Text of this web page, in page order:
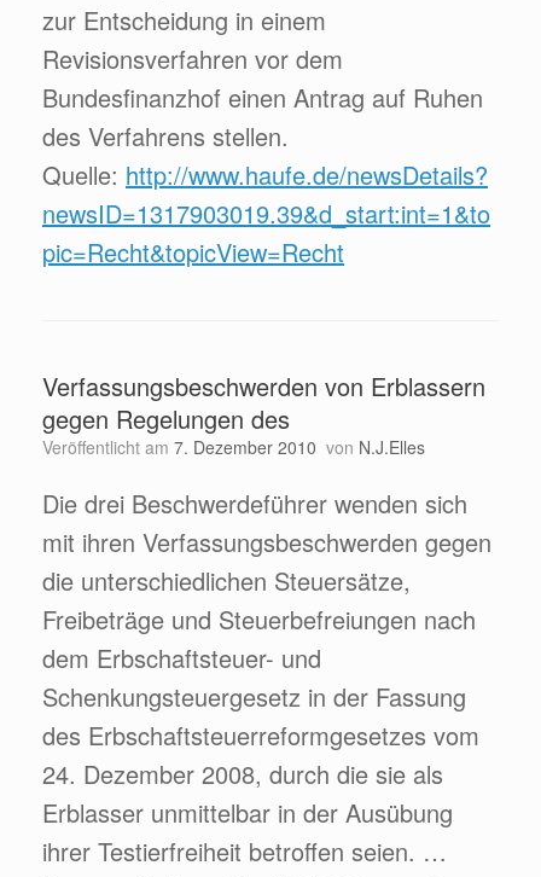
zur Entscheidung in einem
Revisionsverfahren vor dem
Bundesfinanzhof einen Antrag auf Ruhen
des Verfahrens stellen.
Quelle: http://www.haufe.de/newsDetails?
newsID=1317903019.39&d_start:int=1&to
pic=Recht&topicView=Recht
Verfassungsbeschwerden von Erblassern
gegen Regelungen des
Veröffentlicht am 7. Dezember 2010 von N.J.Elles
Die drei Beschwerdeführer wenden sich
mit ihren Verfassungsbeschwerden gegen
die unterschiedlichen Steuersätze,
Freibeträge und Steuerbefreiungen nach
dem Erbschaftsteuer- und
Schenkungsteuergesetz in der Fassung
des Erbschaftsteuerreformgesetzes vom
24. Dezember 2008, durch die sie als
Erblasser unmittelbar in der Ausübung
ihrer Testierfreiheit betroffen seien. …